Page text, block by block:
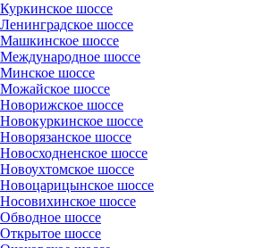
шоссе
шоссе
шоссе
шоссе
шоссе
шоссе
шоссе
шоссе
шоссе
шоссе
шоссе
шоссе
шоссе
шоссе
шоссе